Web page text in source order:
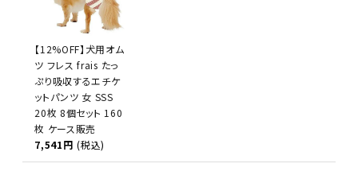
【12%OFF】犬用オム
ツ フレス frais たっ
ぷり吸収するエチケ
ットパンツ 女 SSS
20枚 8個セット 160
枚 ケース販売
7,541円 (税込)